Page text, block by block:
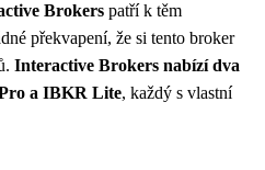
Brokers patří k těm
překvapení, že si tento broker
Interactive Brokers nabízí dva
a IBKR Lite, každý s vlastní